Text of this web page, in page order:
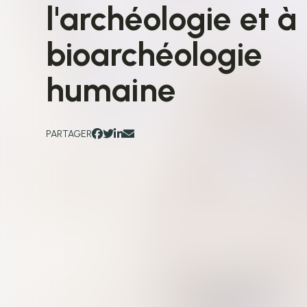
l'archéologie et à
bioarchéologie
humaine
PARTAGER